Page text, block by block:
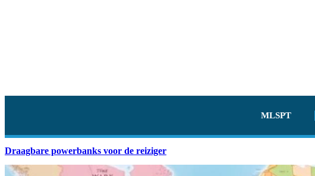
MLSPT
Draagbare powerbanks voor de reiziger